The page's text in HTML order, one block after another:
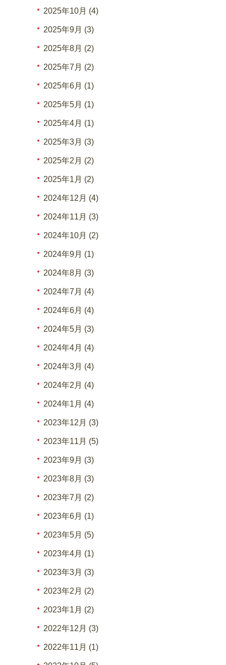
2025年10月 (4)
2025年9月 (3)
2025年8月 (2)
2025年7月 (2)
2025年6月 (1)
2025年5月 (1)
2025年4月 (1)
2025年3月 (3)
2025年2月 (2)
2025年1月 (2)
2024年12月 (4)
2024年11月 (3)
2024年10月 (2)
2024年9月 (1)
2024年8月 (3)
2024年7月 (4)
2024年6月 (4)
2024年5月 (3)
2024年4月 (4)
2024年3月 (4)
2024年2月 (4)
2024年1月 (4)
2023年12月 (3)
2023年11月 (5)
2023年9月 (3)
2023年8月 (3)
2023年7月 (2)
2023年6月 (1)
2023年5月 (5)
2023年4月 (1)
2023年3月 (3)
2023年2月 (2)
2023年1月 (2)
2022年12月 (3)
2022年11月 (1)